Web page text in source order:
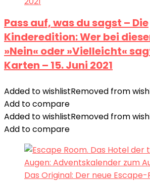
Pass auf, was du sagst – Die
Kinderedition: Wer bei
»Nein« oder »Vielleicht«
Karten – 15. Juni 2021
Added to wishlistRemoved from
Add to compare
Added to wishlistRemoved from
Add to compare